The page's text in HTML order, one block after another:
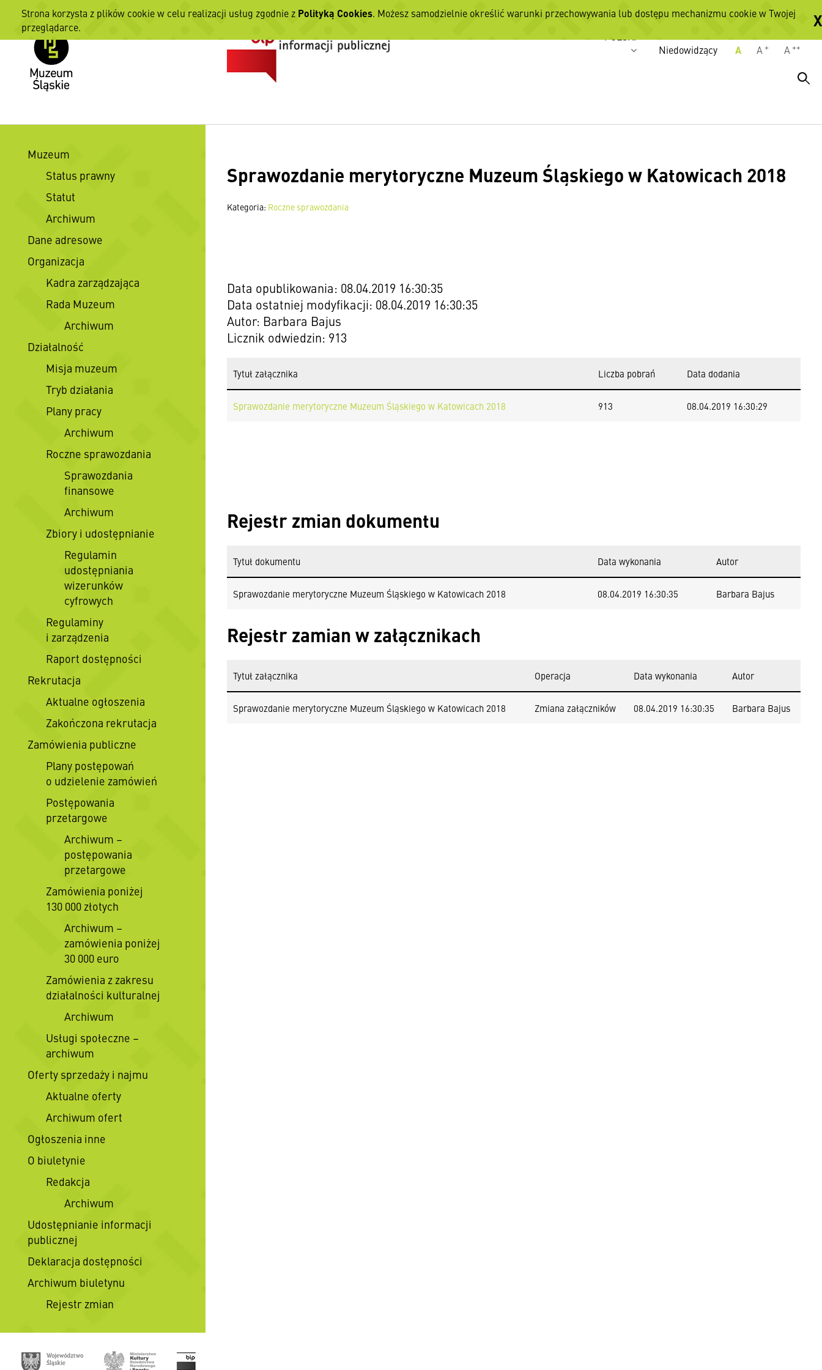
Wersje językowe
Niedowidzący
A A + A ++
Muzeum
Status prawny
Statut
Archiwum
Dane adresowe
Organizacja
Kadra zarządzająca
Rada Muzeum
Archiwum
Działalność
Misja muzeum
Tryb działania
Plany pracy
Archiwum
Roczne sprawozdania
Sprawozdania
finansowe
Archiwum
Zbiory i udostępnianie
Regulamin
udostępniania
wizerunków
cyfrowych
Regulaminy
i zarządzenia
Raport dostępności
Rekrutacja
Aktualne ogłoszenia
Zakończona rekrutacja
Zamówienia publiczne
Plany postępowań
o udzielenie zamówień
Postępowania
przetargowe
Archiwum –
postępowania
przetargowe
Zamówienia poniżej
130 000 złotych
Archiwum –
zamówienia poniżej
30 000 euro
Zamówienia z zakresu
działalności kulturalnej
Archiwum
Usługi społeczne –
archiwum
Oferty sprzedaży i najmu
Aktualne oferty
Archiwum ofert
Ogłoszenia inne
O biuletynie
Redakcja
Archiwum
Udostępnianie informacji
publicznej
Deklaracja dostępności
Archiwum biuletynu
Rejestr zmian
Sprawozdanie merytoryczne Muzeum Śląskiego w Katowicach 2018
Kategoria: Roczne sprawozdania
Data opublikowania: 08.04.2019 16:30:35
Data ostatniej modyfikacji: 08.04.2019 16:30:35
Autor: Barbara Bajus
Licznik odwiedzin: 913
Tytuł załącznika Liczba pobrań Data dodania
Sprawozdanie merytoryczne Muzeum Śląskiego w Katowicach 2018 913 08.04.2019 16:30:29
Rejestr zmian dokumentu
Tytuł dokumentu Data wykonania Autor
Sprawozdanie merytoryczne Muzeum Śląskiego w Katowicach 2018 08.04.2019 16:30:35 Barbara Bajus
Rejestr zamian w załącznikach
Tytuł załącznika Operacja Data wykonania Autor
Sprawozdanie merytoryczne Muzeum Śląskiego w Katowicach 2018 Zmiana załączników 08.04.2019 16:30:35 Barbara Bajus
Strona korzysta z plików cookie w celu realizacji usług zgodnie z Polityką Cookies. Możesz samodzielnie określić warunki przechowywania lub dostępu mechanizmu cookie w Twojej
przeglądarce.
X